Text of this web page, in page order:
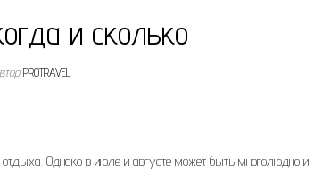
и сколько
PROTRAVEL
Однако в июле и августе может быть многолюдно и